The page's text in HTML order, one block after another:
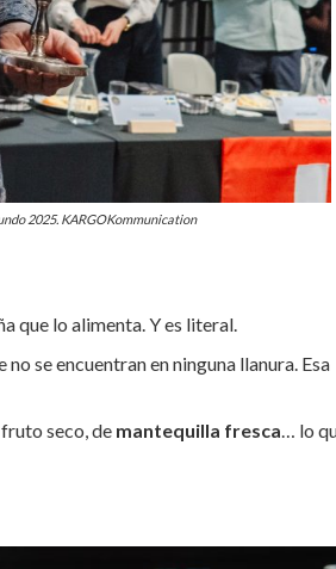
2025. KARGOKommunication
que lo alimenta. Y es literal.
se encuentran en ninguna llanura. Esa
seco, de mantequilla fresca… lo